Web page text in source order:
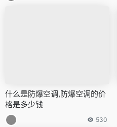
什么是防爆空调,防爆空调的价
格是多少钱
530